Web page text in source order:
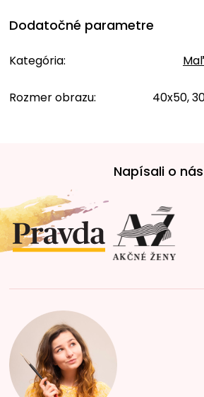
Dodatočné parametre
Kategória:
Rozmer obrazu: 40x50,
t
i
e
Napísali o nás